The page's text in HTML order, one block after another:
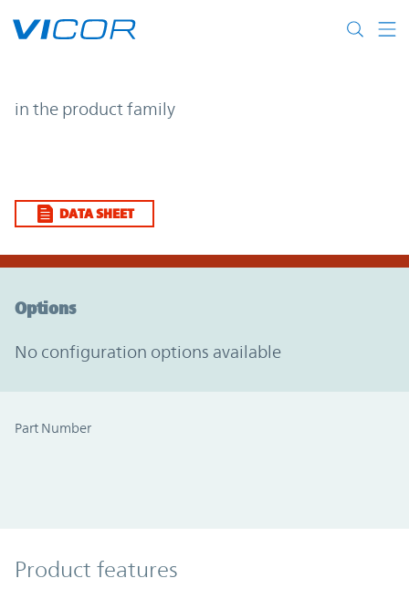
| | Vicor
in the product family
DATA SHEET
Options
No configuration options available
Part Number
Product Features
Product features